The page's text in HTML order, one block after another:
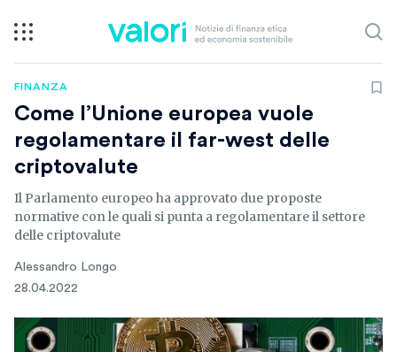
FINANZA
Come l’Unione europea vuole
regolamentare il far-west delle
criptovalute
Il Parlamento europeo ha approvato due proposte
normative con le quali si punta a regolamentare il settore
delle criptovalute
Alessandro Longo
28.04.2022